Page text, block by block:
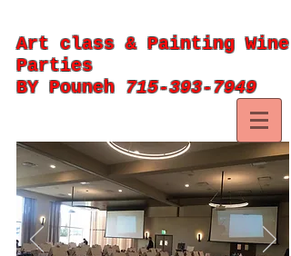
Art class & Painting Wine
Parties
BY Pouneh 715-393-7949